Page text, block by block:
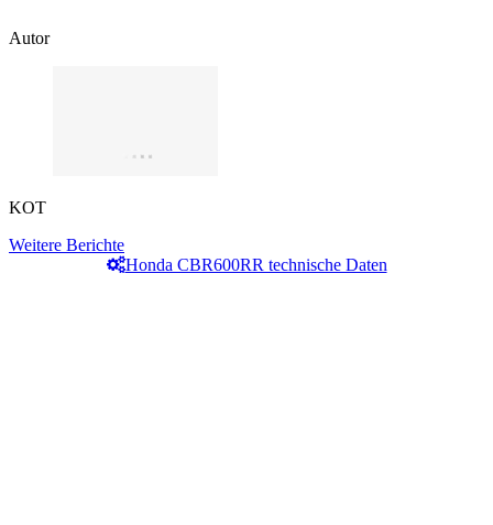
Autor
KOT
Weitere Berichte
Honda CBR600RR technische Daten